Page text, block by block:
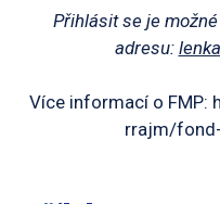
Přihlásit se je
adresu:
Více informací o
rrajm/